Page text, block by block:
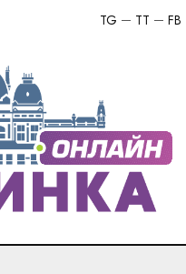
FB
TT
TG